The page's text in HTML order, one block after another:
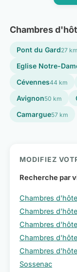
Chambres
Pont du Gard27 km
Eglise Notre-
Cévennes44 km
Avignon50 km
Camargue57 km
MODIFIEZ
Recherche par
Chambres
Chambres
Chambres
Chambres
Chambres
Sossenac